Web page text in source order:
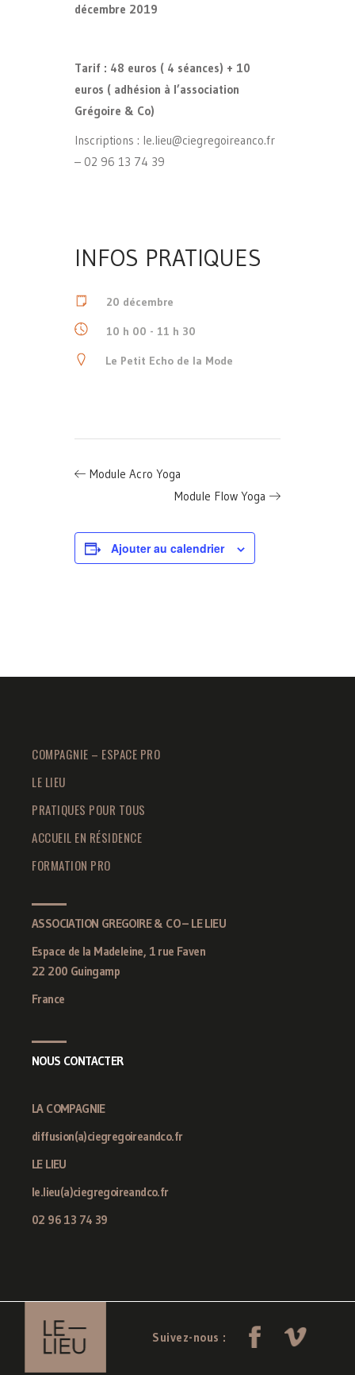
décembre 2019
Tarif : 48 euros ( 4 séances) + 10
euros ( adhésion à l’association
Grégoire & Co)
Inscriptions : le.lieu@ciegregoireanco.fr
– 02 96 13 74 39
INFOS PRATIQUES
20 décembre
10 h 00 - 11 h 30
Le Petit Echo de la Mode
Module Acro Yoga
Module Flow Yoga
Ajouter au calendrier
COMPAGNIE – ESPACE PRO
LE LIEU
PRATIQUES POUR TOUS
ACCUEIL EN RÉSIDENCE
FORMATION PRO
ASSOCIATION GREGOIRE & CO – LE LIEU
Espace de la Madeleine, 1 rue Faven
22 200 Guingamp
France
NOUS CONTACTER
LA COMPAGNIE
diffusion(a)ciegregoireandco.fr
LE LIEU
le.lieu(a)ciegregoireandco.fr
02 96 13 74 39
Suivez-nous :